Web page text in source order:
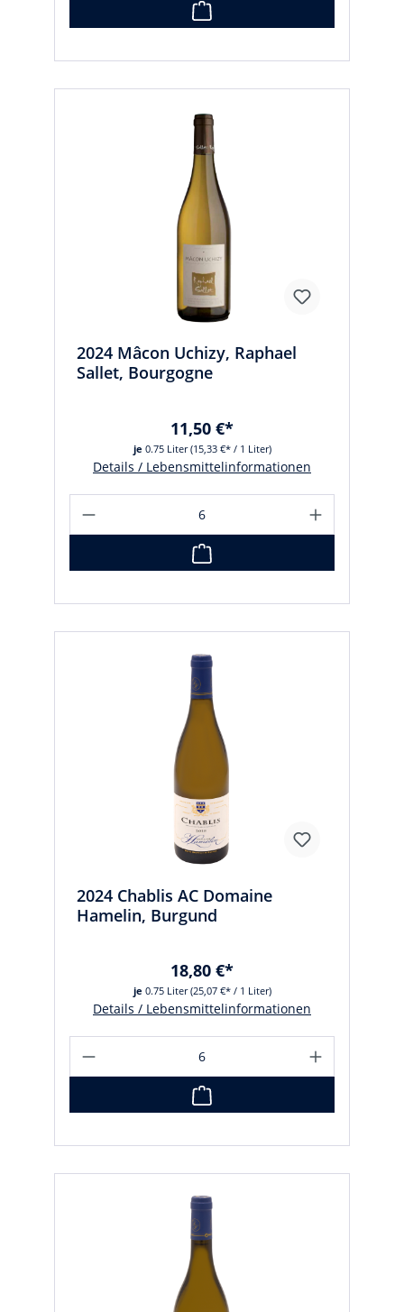
2024 Mâcon Uchizy, Raphael
Sallet, Bourgogne
je 0.75 Liter(15,33 €* / 1 Liter)
11,50 €*
Details / Lebensmittelinformationen
2024 Chablis AC Domaine
Hamelin, Burgund
je 0.75 Liter(25,07 €* / 1 Liter)
18,80 €*
Details / Lebensmittelinformationen